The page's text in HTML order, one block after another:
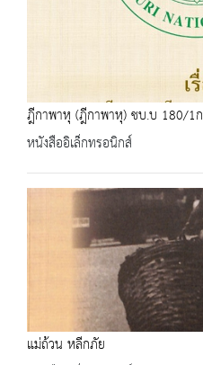
ฎีกาพาหุ (ฎีกาพาหุ) ชบ.บ 180/1ก
หนังสืออิเล็กทรอนิกส์
แม่ถ้วน หลีกภัย